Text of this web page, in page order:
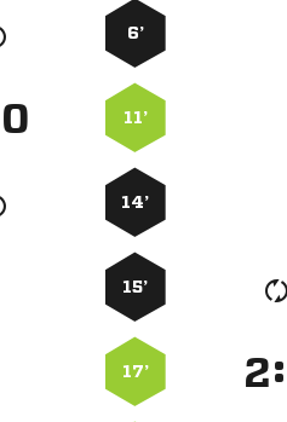
6’
 11’
14’
15’
17’ :